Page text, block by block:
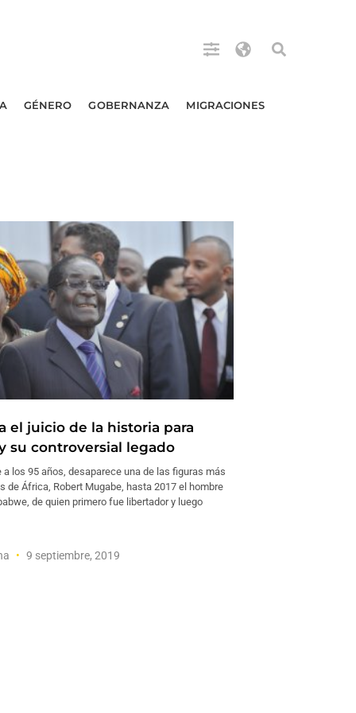
GÉNERO GOBERNANZA MIGRACIONES
el juicio de la historia para
su controversial legado
a los 95 años, desaparece una de las figuras más
de África, Robert Mugabe, hasta 2017 el hombre
de quien primero fue libertador y luego
9 septiembre, 2019